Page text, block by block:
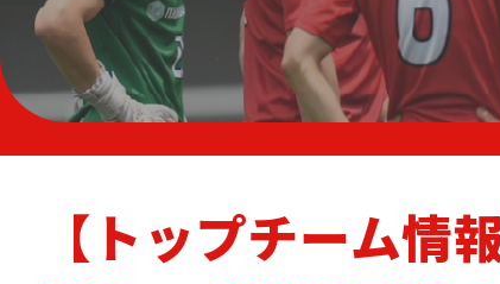
TOP TEAM
トップチーム
CP SOCCER
【トップチーム